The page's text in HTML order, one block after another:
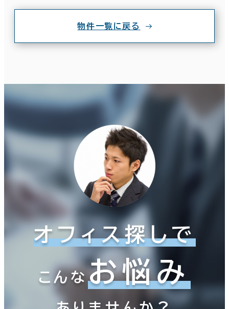
物件一覧に戻る
オフィス探しで
こんなお悩み